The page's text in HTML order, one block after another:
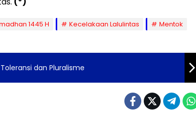
1445 H Kecelakaan Lalulintas
Mentok
dan Pluralisme